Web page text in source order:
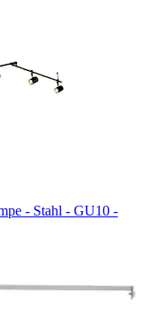
- Stahl - GU10 -